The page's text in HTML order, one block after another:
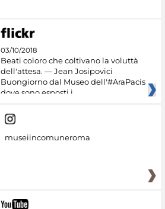
03/10/2018
Beati coloro che coltivano la voluttà
dell'attesa. — Jean Josipovici
Buongiorno dal Museo dell'#AraPacis
dove sono esposti i
museiincomuneroma